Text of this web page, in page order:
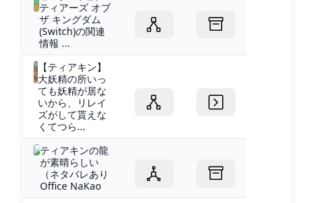
ティアーズ オブ
ザ キングダム
(Switch)の関連
情報 ...
【ティアキン】
大妖精の所いっ
ても妖精が居な
いから、リレイ
ズがして貰えな
くてつら...
ティアキンの龍
が素晴らしい
（ネタバレあり
Office NaKao